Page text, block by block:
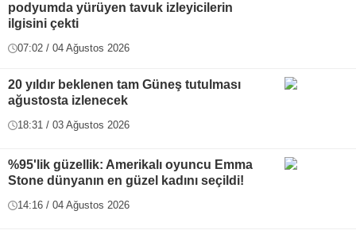
podyumda yürüyen tavuk izleyicilerin
ilgisini çekti
07:02 / 04 Ağustos 2026
20 yıldır beklenen tam Güneş tutulması
ağustosta izlenecek
18:31 / 03 Ağustos 2026
%95'lik güzellik: Amerikalı oyuncu Emma
Stone dünyanın en güzel kadını seçildi!
14:16 / 04 Ağustos 2026